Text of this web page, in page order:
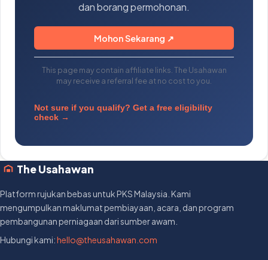
dan borang permohonan.
Mohon Sekarang ↗
This page may contain affiliate links. The Usahawan
may receive a referral fee at no cost to you.
Not sure if you qualify? Get a free eligibility
check →
The Usahawan
Platform rujukan bebas untuk PKS Malaysia. Kami
mengumpulkan maklumat pembiayaan, acara, dan program
pembangunan perniagaan dari sumber awam.
Hubungi kami:hello@theusahawan.com